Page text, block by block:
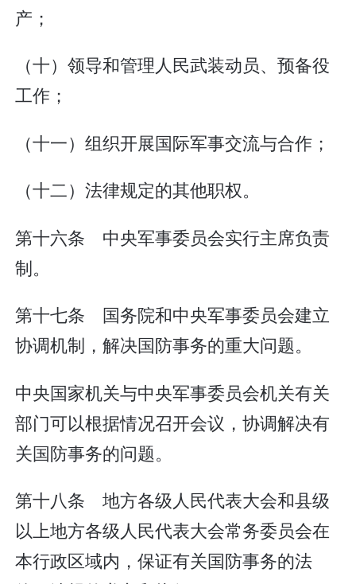
产；
（十）领导和管理人民武装动员、预备役
工作；
（十一）组织开展国际军事交流与合作；
（十二）法律规定的其他职权。
第十六条 中央军事委员会实行主席负责
制。
第十七条 国务院和中央军事委员会建立
协调机制，解决国防事务的重大问题。
中央国家机关与中央军事委员会机关有关
部门可以根据情况召开会议，协调解决有
关国防事务的问题。
第十八条 地方各级人民代表大会和县级
以上地方各级人民代表大会常务委员会在
本行政区域内，保证有关国防事务的法